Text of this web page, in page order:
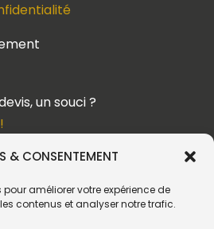
& CONSENTEMENT
améliorer votre expérience de
contenus et analyser notre trafic.
un souci ?